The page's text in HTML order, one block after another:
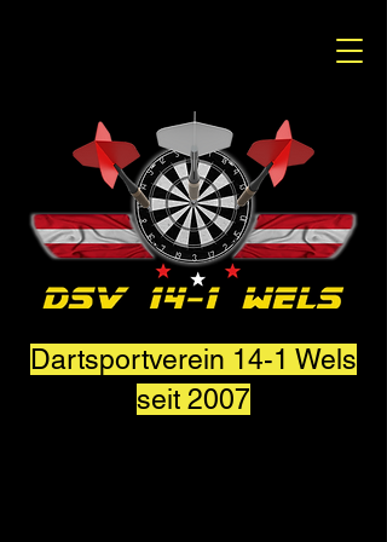
Dartsportverein 14-1 Wels
seit 2007